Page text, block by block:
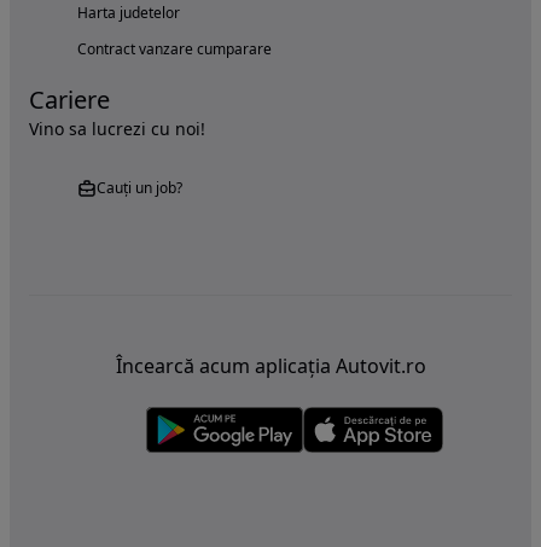
Harta judetelor
Contract vanzare cumparare
Cariere
Vino sa lucrezi cu noi!
Cauți un job?
Încearcă acum aplicația Autovit.ro